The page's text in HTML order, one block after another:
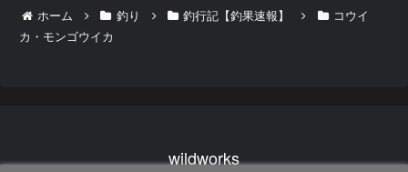
ホーム 釣り 釣行記【釣果速報】
コウイ
カ・モンゴウイカ
wildworks